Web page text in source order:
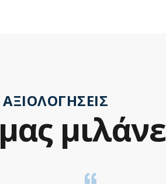
ΑΞΙΟΛΟΓΉΣΕΙΣ
μας μιλάνε